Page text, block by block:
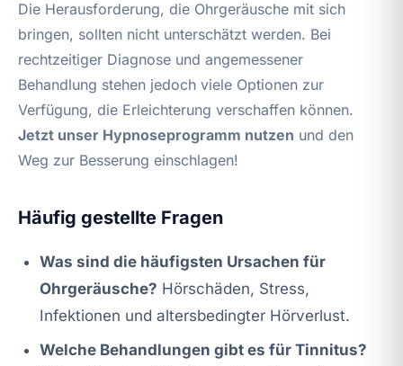
Die Herausforderung, die Ohrgeräusche mit sich
bringen, sollten nicht unterschätzt werden. Bei
rechtzeitiger Diagnose und angemessener
Behandlung stehen jedoch viele Optionen zur
Verfügung, die Erleichterung verschaffen können.
Jetzt unser Hypnoseprogramm nutzen und den
Weg zur Besserung einschlagen!
Häufig gestellte Fragen
Was sind die häufigsten Ursachen für
Ohrgeräusche? Hörschäden, Stress,
Infektionen und altersbedingter Hörverlust.
Welche Behandlungen gibt es für Tinnitus?